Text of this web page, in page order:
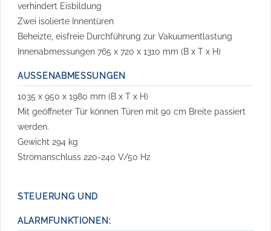
verhindert Eisbildung
Zwei isolierte Innentüren
Beheizte, eisfreie Durchführung zur Vakuumentlastung
Innenabmessungen 765 x 720 x 1310 mm (B x T x H)
AUSSENABMESSUNGEN
1035 x 950 x 1980 mm (B x T x H)
Mit geöffneter Tür können Türen mit 90 cm Breite passiert
werden.
Gewicht 294 kg
Stromanschluss 220-240 V/50 Hz
STEUERUNG UND
ALARMFUNKTIONEN: